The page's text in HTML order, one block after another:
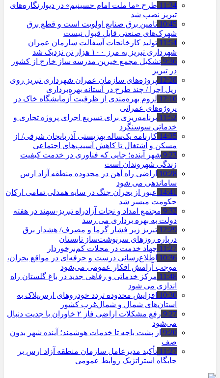
11:34 طرح «ما ملت امام حسینیم» در دیوارنگاره‌های
تبریز نصب شد
10:45 تامین برق صنایع اولویت است و قطع برق
شهرک‌های صنعتی قابل قبول نیست
11:54 تولید کارخانجات آسفالت سازمان عمران
شهرداری تبریز به مرز ۱۰۰ هزار تن نزدیک شد
9:36 تشکیل مجمع خیرین مدرسه ‌ساز خارج از کشور
در تبریز
12:28 پروژه‌های سازمان عمران شهرداری تبریز روی
ریل اجرا / چند طرح در آستانه بهره‌برداری
12:10 لزوم بهره‌مندی از ظرفیت آزمایشگاه خاک در
پروژه‌های عمرانی
11:52 برنامه‌ریزی برای تسریع اجرای پروژه تجاری و
خدماتی سوسنگرد
14:35 کارنامه یک‌ساله بهزیستی آذربایجان شرقی/ از
مسکن و اشتغال تا کاهش آسیب‌های اجتماعی
9:23 شهر آینده؛ جایی که فناوری در خدمت کیفیت
زندگی شهروندان است
10:28 اراضی راه آهن در محدوده منطقه آزاد ارس
ساماندهی می شود
14:41 عبور از بحران جنگ در سایه همدلی تمامی ارکان
حکومت میسر شد
9:32 مجتمع امداد و نجات آزادراه تبریز-سهند در هفته
دولت به بهره ‌برداری می‌ رسد
12:29 تبریز زیر فشار گرما و مصرف/ هشدار برق
درباره روزهای سرنوشت‌ساز تابستان
11:27 جهاد خدمت در محلات کم‌برخوردار
10:36 اطلاع‌رسانی درست و حرفه‌ای در مواقع بحران،
موجب آرامش افکار عمومی می‌شود
11:48 مرکز خدماتی و رفاهی جدید در باغ گلستان راه
اندازی می شود
10:30 افزایش محدوده تردد خودروهای ارس‌پلاک به
استان‌های شمال و شمال‌غرب کشور
9:27
رفع مشکلات اراضی فاز ۲ خاوران با جدیت دنبال
می‌شود
9:20 از پشت باجه تا خدمات هوشمند؛ آینده شهر بدون
صف
11:27 تأکید مدیرعامل سازمان منطقه آزاد ارس بر
جایگاه استراتژیک روابط عمومی